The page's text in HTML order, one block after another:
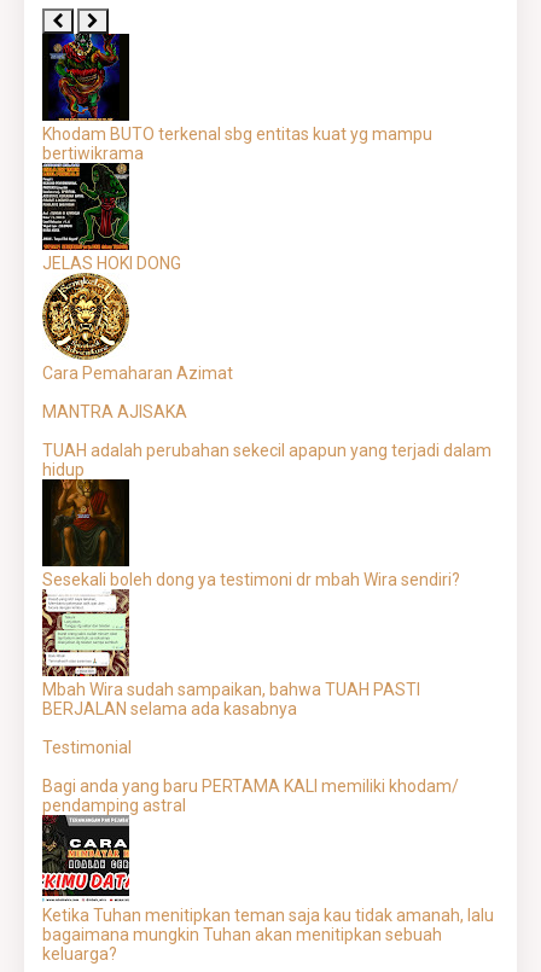
Khodam BUTO terkenal sbg entitas kuat yg mampu
bertiwikrama
JELAS HOKI DONG
Cara Pemaharan Azimat
MANTRA AJISAKA
TUAH adalah perubahan sekecil apapun yang terjadi dalam
hidup
Sesekali boleh dong ya testimoni dr mbah Wira sendiri?
Mbah Wira sudah sampaikan, bahwa TUAH PASTI
BERJALAN selama ada kasabnya
Testimonial
Bagi anda yang baru PERTAMA KALI memiliki khodam/
pendamping astral
Ketika Tuhan menitipkan teman saja kau tidak amanah, lalu
bagaimana mungkin Tuhan akan menitipkan sebuah
keluarga?